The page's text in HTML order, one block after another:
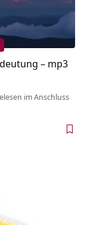
– mp3
im Anschluss